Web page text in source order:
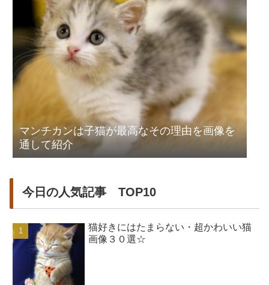
マンチカンは子猫が最高なその理由を画像を
通して紹介
今日の人気記事 TOP10
猫好きにはたまらない・超かわいい猫
画像３０選☆